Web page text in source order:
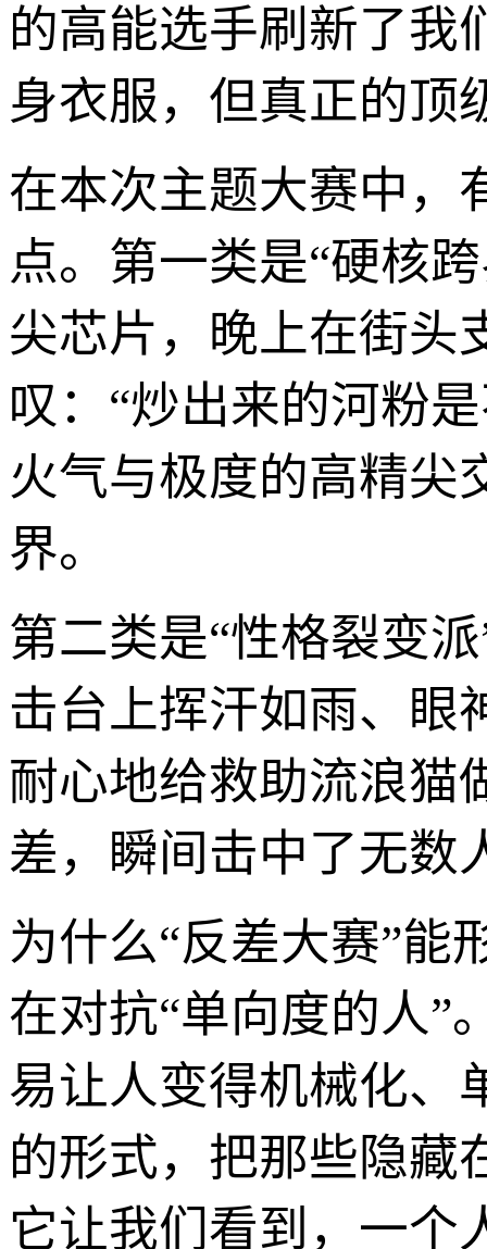
的高能选手刷新了我
身衣服，但真正的顶
在本次主题大赛中，
点。第一类是“硬核
尖芯片，晚上在街头
叹：“炒出来的河粉
火气与极度的高精尖
界。
第二类是“性格裂变
击台上挥汗如雨、眼
耐心地给救助流浪猫
差，瞬间击中了无数
为什么“反差大赛”能
在对抗“单向度的人”
易让人变得机械化、
的形式，把那些隐藏
它让我们看到，一个